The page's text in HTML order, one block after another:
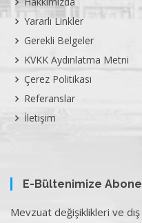
Yararlı Linkler
Gerekli Belgeler
KVKK Aydınlatma Metni
Çerez Politikası
Referanslar
İletişim
E-Bültenimize
Mevzuat değişiklikleri ve